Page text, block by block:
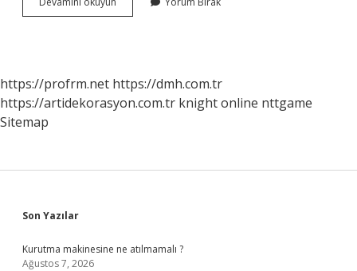
Işi
https://profrm.net https://dmh.com.tr
https://artidekorasyon.com.tr knight online nttgame
Sitemap
Sidebar
Son Yazılar
Kurutma makinesine ne atılmamalı ?
Ağustos 7, 2026